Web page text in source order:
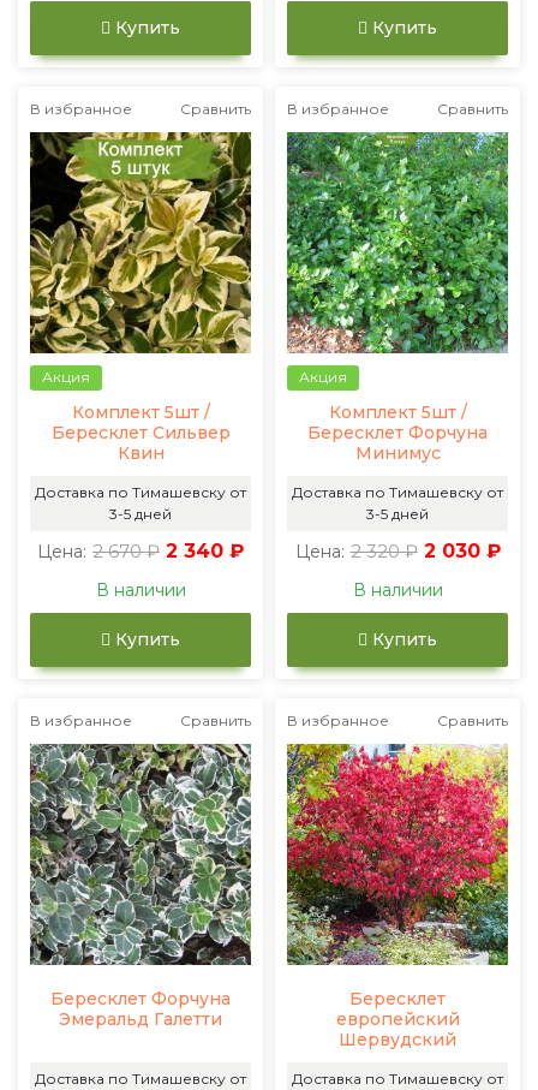
Купить Купить
В избранное Сравнить
Акция
Комплект 5шт /
Бересклет Сильвер
Квин
Доставка по Тимашевску от
3-5 дней
Цена: 2 670 ₽ 2 340 ₽
В наличии
Купить
В избранное Сравнить
Акция
Комплект 5шт /
Бересклет Форчуна
Минимус
Доставка по Тимашевску от
3-5 дней
Цена: 2 320 ₽ 2 030 ₽
В наличии
Купить
В избранное Сравнить
Бересклет Форчуна
Эмеральд Галетти
Доставка по Тимашевску от
В избранное Сравнить
Бересклет
европейский
Шервудский
Доставка по Тимашевску от